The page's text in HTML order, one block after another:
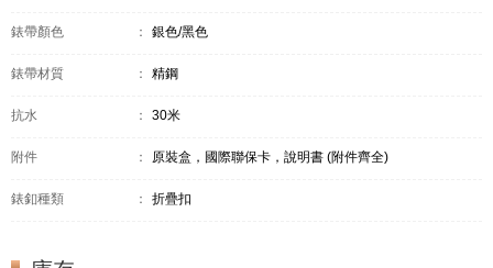
錶帶顏色 ： 銀色/黑色
錶帶材質 ： 精鋼
抗水 ： 30米
附件 ： 原裝盒，國際聯保卡，說明書 (附件齊全)
錶釦種類 ： 折疊扣